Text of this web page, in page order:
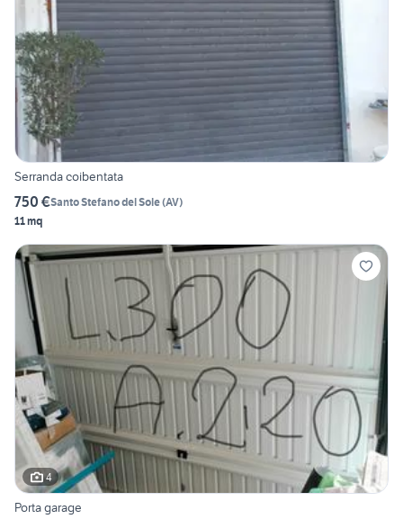
Serranda coibentata
750 €Santo Stefano del Sole(AV)
11 mq
4
Porta garage